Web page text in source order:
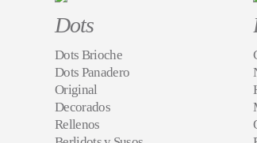
Dots
Dots Brioche
Dots Panadero
Original
Decorados
Rellenos